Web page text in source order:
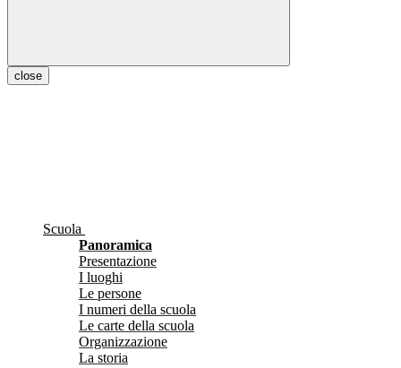
close
Scuola
Panoramica
Presentazione
I luoghi
Le persone
I numeri della scuola
Le carte della scuola
Organizzazione
La storia